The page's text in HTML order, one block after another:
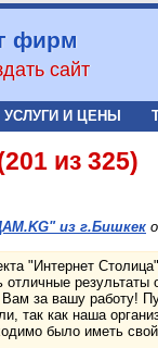
фирм
сайт
УСЛУГИ И ЦЕНЫ
из 325)
из г.Бишкек
"Интернет
результаты
за вашу работу!
так как наша
было иметь